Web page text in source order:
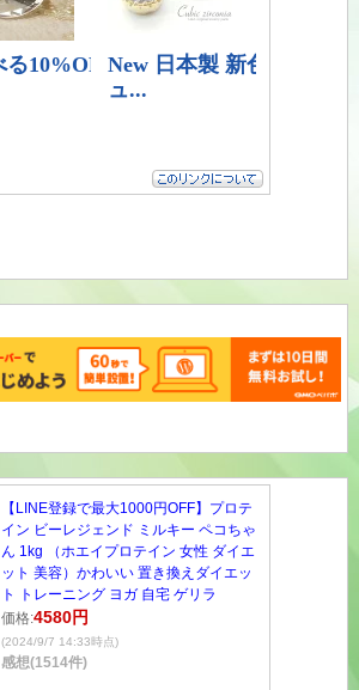
【LINE登録で最大1000円OFF】プロテ
イン ビーレジェンド ミルキー ペコちゃ
ん 1kg （ホエイプロテイン 女性 ダイエ
ット 美容）かわいい 置き換えダイエッ
ト トレーニング ヨガ 自宅 ゲリラ
価格:4580円
(2024/9/7 14:33時点)
感想(1514件)